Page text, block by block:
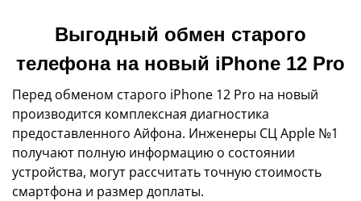
Выгодный обмен старого
телефона на новый iPhone 12 Pro
Перед обменом старого iPhone 12 Pro на новый
производится комплексная диагностика
предоставленного Айфона. Инженеры СЦ Apple №1
получают полную информацию о состоянии
устройства, могут рассчитать точную стоимость
смартфона и размер доплаты.